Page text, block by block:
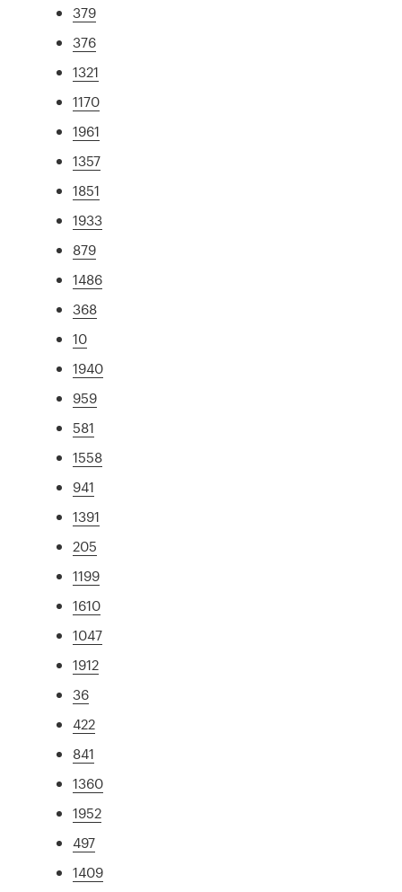
379
376
1321
1170
1961
1357
1851
1933
879
1486
368
10
1940
959
581
1558
941
1391
205
1199
1610
1047
1912
36
422
841
1360
1952
497
1409